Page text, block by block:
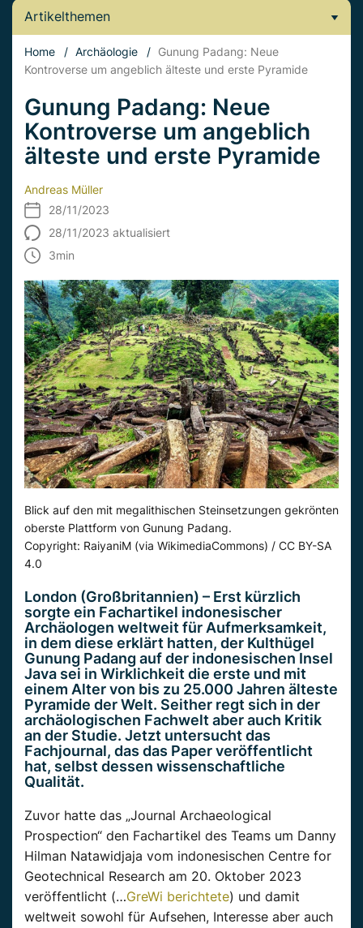
Artikelthemen
Home / Archäologie / Gunung Padang: Neue
Kontroverse um angeblich älteste und erste Pyramide
Gunung Padang: Neue
Kontroverse um angeblich
älteste und erste Pyramide
Andreas Müller
28/11/2023
28/11/2023 aktualisiert
3min
Blick auf den mit megalithischen Steinsetzungen gekrönten
oberste Plattform von Gunung Padang.
Copyright: RaiyaniM (via WikimediaCommons) / CC BY-SA
4.0
London (Großbritannien) – Erst kürzlich
sorgte ein Fachartikel indonesischer
Archäologen weltweit für Aufmerksamkeit,
in dem diese erklärt hatten, der Kulthügel
Gunung Padang auf der indonesischen Insel
Java sei in Wirklichkeit die erste und mit
einem Alter von bis zu 25.000 Jahren älteste
Pyramide der Welt. Seither regt sich in der
archäologischen Fachwelt aber auch Kritik
an der Studie. Jetzt untersucht das
Fachjournal, das das Paperveröffentlicht
hat, selbst dessen wissenschaftliche
Qualität.
Zuvor hatte das „Journal Archaeological
Prospection“ den Fachartikel des Teams um Danny
Hilman Natawidjaja vom indonesischen Centre for
Geotechnical Research am 20. Oktober 2023
veröffentlicht (…GreWi berichtete) und damit
weltweit sowohl für Aufsehen, Interesse aber auch